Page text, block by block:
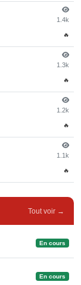
1.4k
🔥
1.3k
🔥
1.2k
🔥
1.1k
🔥
Tout voir →
En cours
En cours